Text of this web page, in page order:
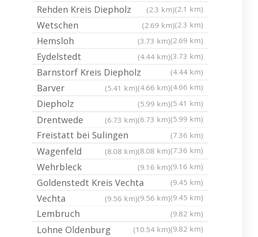
(2.1 km)
Rehden Kreis Diepholz
(2.3 km)
(2.3 km)
Wetschen
(2.69 km)
(2.69 km)
Hemsloh
(3.73 km)
(3.73 km)
Eydelstedt
(4.44 km)
(4.44 km)
Barnstorf Kreis Diepholz
(4.66 km)
(4.66 km)
Barver
(5.41 km)
(5.41 km)
Diepholz
(5.99 km)
(5.99 km)
(6.73 km)
Drentwede (6.73 km)
Freistatt bei Sulingen
(7.36 km)
(7.36 km)
(8.08 km)
Wagenfeld
(8.08 km)
(9.16 km)
Wehrbleck
(9.16 km)
(9.45 km)
Goldenstedt Kreis Vechta
(9.45 km)
(9.56 km)
Vechta (9.56 km)
Lembruch
(9.82 km)
(9.82 km)
(10.54 km)
Lohne Oldenburg